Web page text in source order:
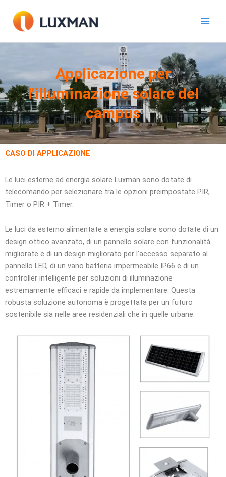
contenuto
Applicazione per
l'illuminazione solare del
campus
CASO DI APPLICAZIONE
Le luci esterne ad energia solare Luxman sono dotate di
telecomando per selezionare tra le opzioni preimpostate PIR,
Timer o PIR + Timer.
Le luci da esterno alimentate a energia solare sono dotate di un
design ottico avanzato, di un pannello solare con funzionalità
migliorate e di un design migliorato per l'accesso separato al
pannello LED, di un vano batteria impermeabile IP66 e di un
controller intelligente per soluzioni di illuminazione
estremamente efficaci e rapide da implementare. Questa
robusta soluzione autonoma è progettata per un futuro
sostenibile sia nelle aree residenziali che in quelle urbane.